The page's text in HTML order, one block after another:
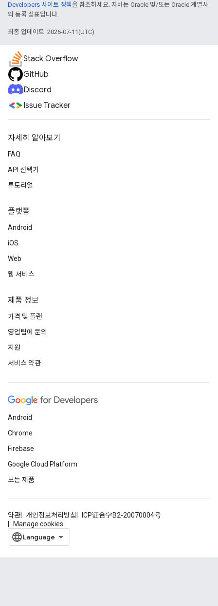
Developers 사이트 정책을 참조하세요. 자바는 Oracle 및/또는 Oracle 계열사
의 등록 상표입니다.
최종 업데이트: 2026-07-11(UTC)
Stack Overflow
GitHub
Discord
Issue Tracker
자세히 알아보기
FAQ
API 선택기
튜토리얼
플랫폼
Android
iOS
Web
웹 서비스
제품 정보
가격 및 플랜
영업팀에 문의
지원
서비스 약관
Android
Chrome
Firebase
Google Cloud Platform
모든 제품
약관 개인정보처리방침
ICP证合字B2-20070004号
Manage cookies